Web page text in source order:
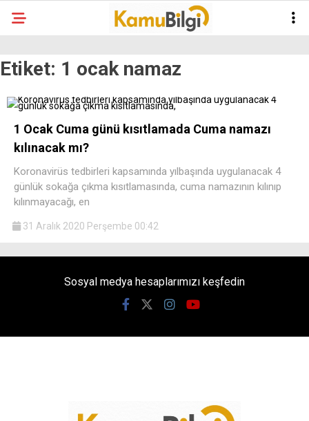
Etiket: 1 ocak namaz
1 Ocak Cuma günü kısıtlamada Cuma namazı
kılınacak mı?
Koronavirüs tedbirleri kapsamında yılbaşında uygulanacak 4
günlük sokağa çıkma kısıtlamasında, cuma namazının kılınıp
kılınmayacağı, en
31 Aralık 2020 Perşembe 00:42
Sosyal medya hesaplarımızı keşfedin